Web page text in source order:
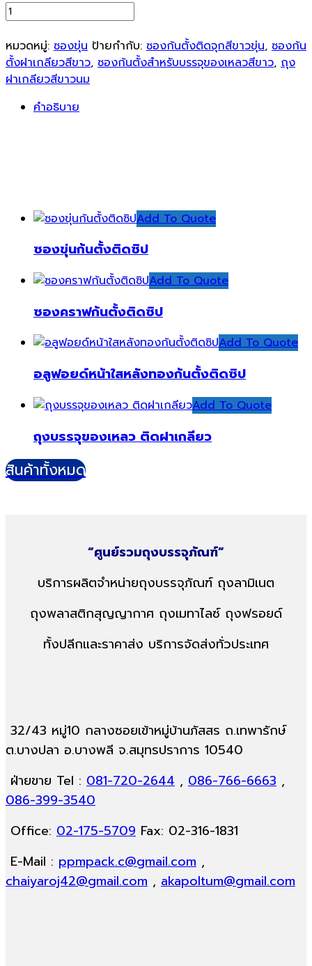
จำนวน
ซอง
ก้น
ตั้ง
ติด
หมวดหมู่: ซองขุ่น ป้ายกำกับ: ซองก้นตั้งติดจุกสีขาวขุ่น, ซองก้น
ตั้งฝาเกลียวสีขาว, ซองก้นตั้งสำหรับบรรจุของเหลวสีขาว, ถุง
ฝาเกลียวสีขาวนม
คำอธิบาย
Add To Quote
ซองขุ่นก้นตั้งติดซิป
Add To Quote
ซองคราฟก้นตั้งติดซิป
Add To Quote
อลูฟอยด์หน้าใสหลังทองก้นตั้งติดซิป
Add To Quote
ถุงบรรจุของเหลว ติดฝาเกลียว
สินค้าทั้งหมด
“ศูนย์รวมถุงบรรจุภัณฑ์”
บริการผลิตจำหน่ายถุงบรรจุภัณฑ์ ถุงลามิเนต
ถุงพลาสติกสุญญากาศ ถุงเมทาไลซ์ ถุงฟรอยด์
ทั้งปลีกและราคาส่ง บริการจัดส่งทั่วประเทศ
32/43 หมู่10 กลางซอยเข้าหมู่บ้านภัสสร ถ.เทพารักษ์
ต.บางปลา อ.บางพลี จ.สมุทรปราการ 10540
ฝ่ายขาย Tel : 081-720-2644 , 086-766-6663 ,
086-399-3540
Office: 02-175-5709 Fax: 02-316-1831
E-Mail : ppmpack.c@gmail.com ,
chaiyaroj42@gmail.com , akapoltum@gmail.com